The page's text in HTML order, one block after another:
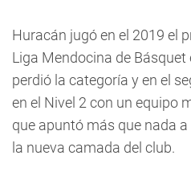
Huracán jugó en el 2019 el
Liga Mendocina de Básquet
perdió la categoría y en el
en el Nivel 2 con un equipo
que apuntó más que nada
la nueva camada del club.